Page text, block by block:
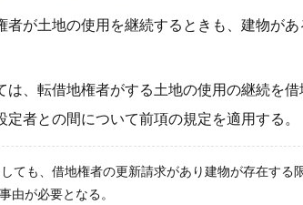
が土地の使用を継続するときも、建物が
、転借地権者がする土地の使用の継続を
者との間について前項の規定を適用する。
ても、借地権者の更新請求があり建物が存在する
由が必要となる。